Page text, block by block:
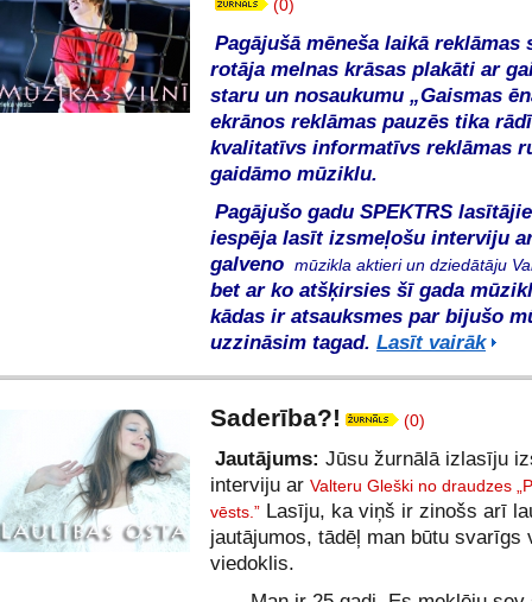
(0)
Pagājušā mēneša laikā reklāmas
rotāja melnas krāsas plakāti ar
staru un nosaukumu „Gaismas
ekrānos reklāmas pauzēs tika
kvalitatīvs informatīvs reklāmas
gaidāmo mūziklu.
Pagājušo gadu SPEKTRS
iespēja lasīt izsmeļošu interviju
galveno mūzikla aktieri un dziedātāju
bet ar ko atšķirsies šī gada
kādas ir atsauksmes par bijušo
uzzināsim tagad. Lasīt vairāk
Saderība?! (0)
Jautājums: Jūsu žurnālā izlasīju
interviju ar Valteru Gleški no draudzes
vēsts.” Lasīju, ka viņš ir zinošs arī
jautājumos, tādēļ man būtu svarīgs
viedoklis.